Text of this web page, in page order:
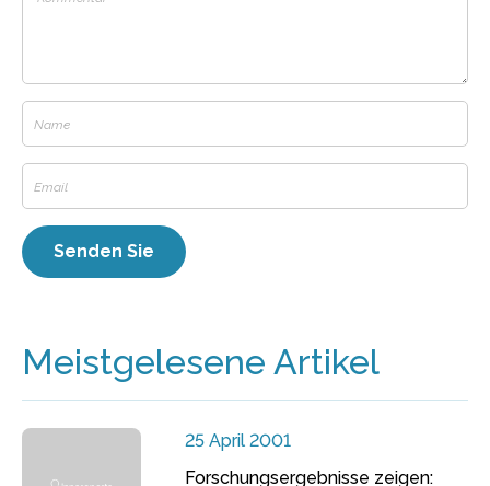
Meistgelesene Artikel
25 April 2001
Forschungsergebnisse zeigen: